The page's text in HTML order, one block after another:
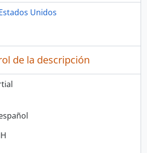
Unidos
de la descripción